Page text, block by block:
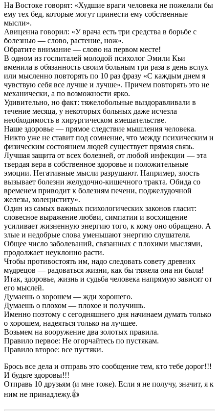
На Востоке говорят: «Худшие враги человека не пожелали бы
ему тех бед, которые могут принести ему собственные
мысли».
Авиценна говорил: «У врача есть три средства в борьбе с
болезнью — слово, растение, нож».
Обратите внимание — слово на первом месте!
В одном из госпиталей молодой психолог Эмили Кьи
вменила в обязанность своим больным три раза в день вслух
или мысленно повторять по 10 раз фразу «С каждым днем я
чувствую себя все лучше и лучше». Причем повторять это не
механически, а по возможности ярко.
Удивительно, но факт: тяжелобольные выздоравливали в
течение месяца, у некоторых больных даже исчезла
необходимость в хирургическом вмешательстве.
Наше здоровье — прямое следствие мышления человека.
Никто уже не ставит под сомнение, что между психическим и
физическим состоянием людей существует прямая связь.
Лучшая защита от всех болезней, от любой инфекции — эта
твердая вера в собственное здоровье и положительные
эмоции. Негативные мысли разрушают. Например, злость
вызывает болезни желудочно-кишечного тракта. Обида со
временем приводит к болезням печени, поджелудочной
железы, холециститу».
Один из самых важных психологических законов гласит:
словесное выражение любви, симпатии и восхищение
усиливает жизненную энергию того, к кому оно обращено. А
злые и недобрые слова уменьшают энергию слушателя.
Общее число заболеваний, связанных с плохими мыслями,
продолжает неуклонно расти.
Чтобы противостоять им, надо следовать совету древних
мудрецов — радоваться жизни, как бы тяжела она ни была!
Итак, здоровье, жизнь и судьба человека напрямую зависят от
его мыслей.
Думаешь о хорошем — жди хорошего.
Думаешь о плохом — плохое и получишь.
Именно поэтому с сегодняшнего дня начинаем думать только
о хорошем, надеяться только на лучшее.
Возьмем на вооружение два золотых правила.
Правило первое: Не огорчайтесь по пустякам.
Правило второе: все пустяки.
Брось все дела и отправь это сообщение тем, кто тебе дорог!!!
И будьте здоровы!!!
Отправь 10 друзьям (и мне тоже). Если я не получу, значит, я к
ним не принадлежу.👍